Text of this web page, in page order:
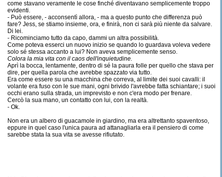
come stavano veramente le cose finché diventavano semplicemente troppo
evidenti.
- Può essere, - acconsentì allora, - ma a questo punto che differenza può
fare? Jess, se stiamo insieme, ora, e finirà, non ci sarà più niente da salvare.
Di lei.
- Ricominciamo tutto da capo, dammi un altra possibilità.
Come poteva esserci un nuovo inizio se quando lo guardava voleva vedere
solo sé stessa accanto a lui? Non aveva semplicemente senso.
Colora la mia vita con il caos dell'inquietudine.
Aprì la bocca, lentamente, dentro di sé la paura folle per quello che stava per
dire, per quella parola che avrebbe spazzato via tutto.
Era come essere su una macchina che correva, al limite dei suoi cavalli: il
volante era fuso con le sue mani, ogni brivido l'avrebbe fatta schiantare; i suoi
occhi erano sulla strada, un imprevisto e non c'era modo per frenare.
Cercò la sua mano, un contatto con lui, con la realtà.
- Ok.
Non era un albero di guacamole in giardino, ma era altrettanto spaventoso,
eppure in quel caso l'unica paura ad attanagliarla era il pensiero di come
sarebbe stata la sua vita se avesse rifiutato.